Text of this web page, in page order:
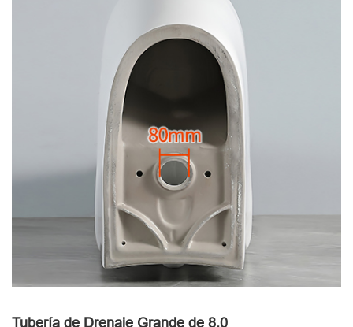
Tubería de Drenaje Grande de 8.0